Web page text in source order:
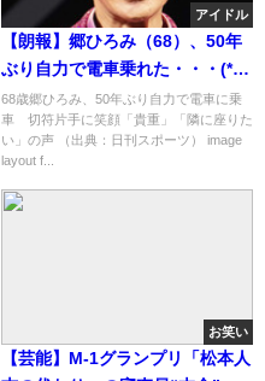
アイドル
【朗報】郷ひろみ（68）、50年
ぶり自力で電車乗れた・・・(*ﾟ
▽ﾟ*)
68歳郷ひろみ、50年ぶり自力で電車に乗
車 切符片手に笑顔「貴重」「隣に座りた
い」の声 （出典：日刊スポーツ） image
layout f...
お笑い
【芸能】M-1グランプリ「松本人